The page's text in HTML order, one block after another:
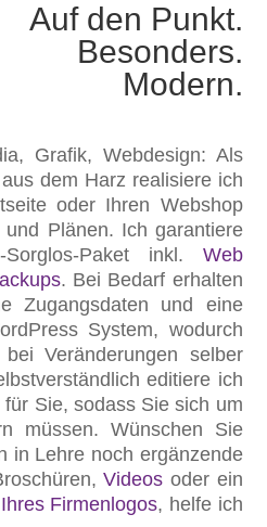
Auf den Punkt.
Besonders.
Modern.
Grafik, Webdesign: Als
dem Harz realisiere ich
oder Ihren Webshop
Plänen. Ich garantiere
Paket inkl. Web
. Bei Bedarf erhalten
Zugangsdaten und eine
System, wodurch
Veränderungen selber
editiere ich
Sie, sodass Sie sich um
müssen. Wünschen Sie
in Lehre noch ergänzende
Videos oder ein
Firmenlogos, helfe ich